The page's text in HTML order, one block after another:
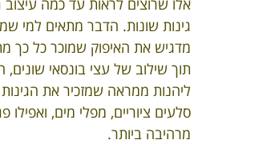
אלו שרוצים לראות עד כמה עיצוב
גינות שונות. הדבר מתאים למי
מדגיש את האיפוק שמוכר כל כך
תוך שילוב של עצי בונסאי שונים,
ליהנות ממראה שמזכיר את
סלעים ציוריים, מפלי מים,
מרהיבה ביותר.